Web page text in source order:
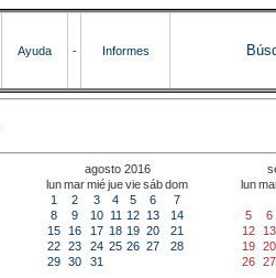
Ayuda - Informes
agosto 2016
lunmarmiéjueviesábdom
1
2 3 4 5 6
7
8
9 10 11 12 13
14
15
16 17 18 19 20
21
22 23 24 25 26 27
28
29 30 31
lun
5
6
12
13
19 20
26 27